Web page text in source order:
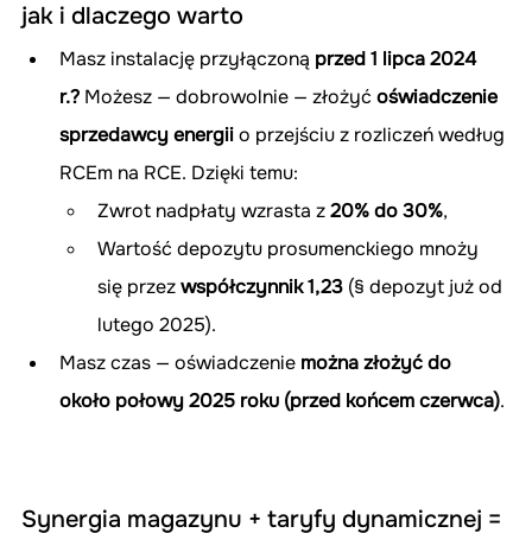
jak i dlaczego warto
Masz instalację przyłączoną przed 1 lipca 2024
r.? Możesz — dobrowolnie — złożyć oświadczenie
sprzedawcy energii o przejściu z rozliczeń według
RCEm na RCE. Dzięki temu:
Zwrot nadpłaty wzrasta z 20% do 30%,
Wartość depozytu prosumenckiego mnoży
się przez współczynnik 1,23 (§ depozyt już od
lutego 2025).
Masz czas — oświadczenie można złożyć do
około połowy 2025 roku (przed końcem czerwca).
Synergia magazynu + taryfy dynamicznej =